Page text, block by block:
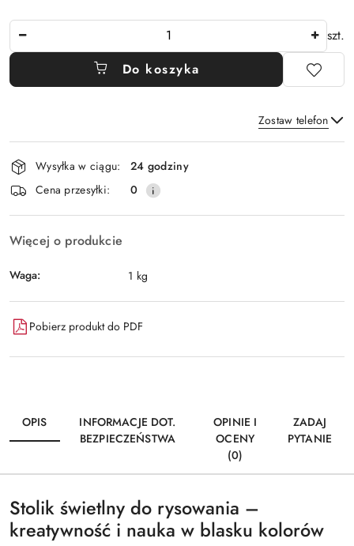
szt.
Do koszyka
Zostaw telefon
Wyślij
Dostępność
i
dostawa
Wysyłka w ciągu:
24 godziny
Cena przesyłki:
0
Więcej o produkcie
Waga: 1 kg
Pobierz produkt do PDF
OPIS
INFORMACJE DOT.
BEZPIECZEŃSTWA
OPINIE I
OCENY
(0)
ZADAJ
PYTANIE
Stolik świetlny do rysowania –
kreatywność i nauka w blasku kolorów